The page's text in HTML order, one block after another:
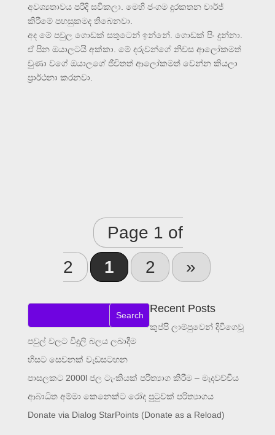
අවශ්‍යතාවය පරිදි සවිකලා. මෙහි ජංගම දුරකතන චාර්ජ්
කිරීමේ පහසුකමද තිබෙනවා.
අද මේ පවුල ගොඩක් සතුටෙන් ඉන්නේ. ගොඩක් පිං දුන්නා.
ඒ පින ඔයාලටයි අක්කා. මේ දරුවන්ගේ නිවස ආලෝකමත්
වුණා වගේ ඔයාලගේ ජීවිතත් ආලෝකමත් වෙන්න කියලා
ප්‍රාර්ථනා කරනවා.
Page 1 of
2
1 2 »
Recent Posts
කුප්පි ලාම්පුවෙන් දිවිගෙවූ
පවුල් වලට විදුලි බලය ලබාදීම
හිසට සෙවනක් වැඩසටහන
පාසලකට 2000l ජල ටැංකියක් පරිත්‍යාග කිරීම – මැදවච්චිය
ආබාධිත අම්මා කෙනෙක්ට රෝද පුටුවක් පරිත්‍යාගය
Donate via Dialog StarPoints (Donate as a Reload)